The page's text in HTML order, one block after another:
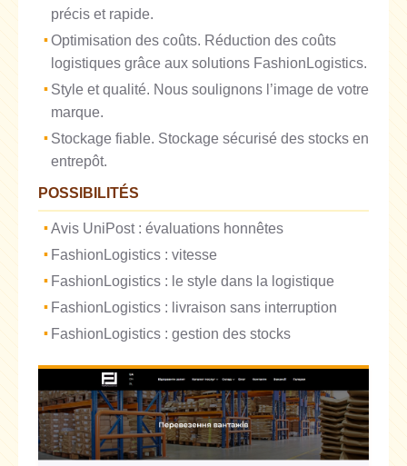
précis et rapide.
Optimisation des coûts. Réduction des coûts
logistiques grâce aux solutions FashionLogistics.
Style et qualité. Nous soulignons l’image de votre
marque.
Stockage fiable. Stockage sécurisé des stocks en
entrepôt.
POSSIBILITÉS
Avis UniPost : évaluations honnêtes
FashionLogistics : vitesse
FashionLogistics : le style dans la logistique
FashionLogistics : livraison sans interruption
FashionLogistics : gestion des stocks